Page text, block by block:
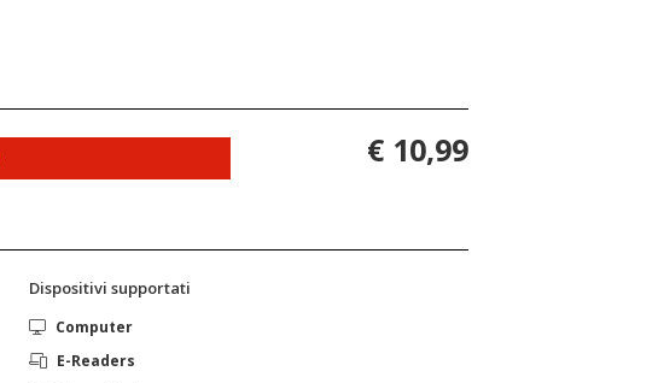
€ 10,99
Dispositivi supportati
Computer
E-Readers